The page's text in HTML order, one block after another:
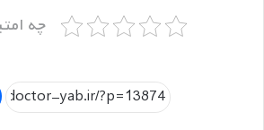
چه